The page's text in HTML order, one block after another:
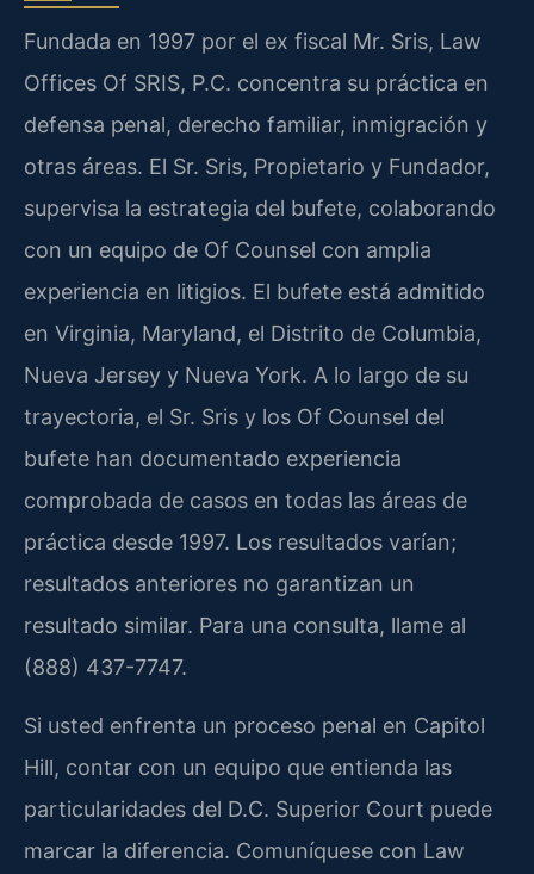
Fundada en 1997 por el ex fiscal Mr. Sris, Law
Offices Of SRIS, P.C. concentra su práctica en
defensa penal, derecho familiar, inmigración y
otras áreas. El Sr. Sris, Propietario y Fundador,
supervisa la estrategia del bufete, colaborando
con un equipo de Of Counsel con amplia
experiencia en litigios. El bufete está admitido
en Virginia, Maryland, el Distrito de Columbia,
Nueva Jersey y Nueva York. A lo largo de su
trayectoria, el Sr. Sris y los Of Counsel del
bufete han documentado experiencia
comprobada de casos en todas las áreas de
práctica desde 1997. Los resultados varían;
resultados anteriores no garantizan un
resultado similar. Para una consulta, llame al
(888) 437-7747.
Si usted enfrenta un proceso penal en Capitol
Hill, contar con un equipo que entienda las
particularidades del D.C. Superior Court puede
marcar la diferencia. Comuníquese con Law